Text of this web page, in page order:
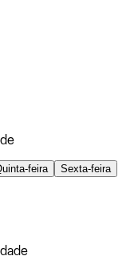
feira
Sexta-feira